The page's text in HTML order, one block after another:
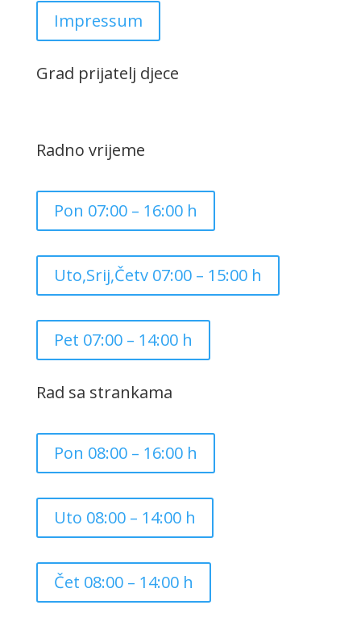
Impressum
Grad prijatelj djece
Radno vrijeme
Pon 07:00 – 16:00 h
Uto,Srij,Četv 07:00 – 15:00 h
Pet 07:00 – 14:00 h
Rad sa strankama
Pon 08:00 – 16:00 h
Uto 08:00 – 14:00 h
Čet 08:00 – 14:00 h